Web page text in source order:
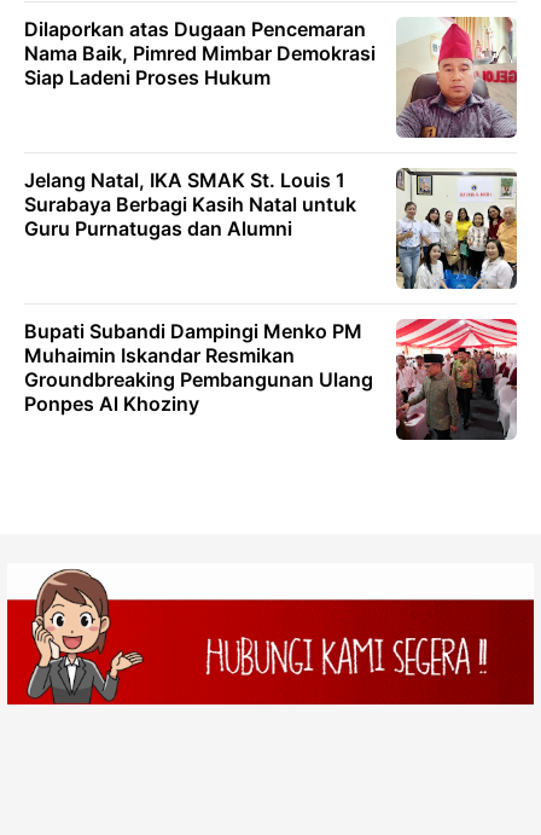
Dilaporkan atas Dugaan Pencemaran
Nama Baik, Pimred Mimbar Demokrasi
Siap Ladeni Proses Hukum
Jelang Natal, IKA SMAK St. Louis 1
Surabaya Berbagi Kasih Natal untuk
Guru Purnatugas dan Alumni
Bupati Subandi Dampingi Menko PM
Muhaimin Iskandar Resmikan
Groundbreaking Pembangunan Ulang
Ponpes Al Khoziny